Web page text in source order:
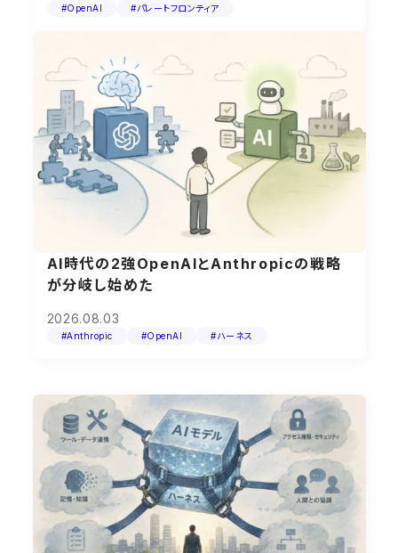
#OpenAI
#パレートフロンティア
AI時代の2強OpenAIとAnthropicの戦略
が分岐し始めた
2026.08.03
#Anthropic #OpenAI #ハーネス